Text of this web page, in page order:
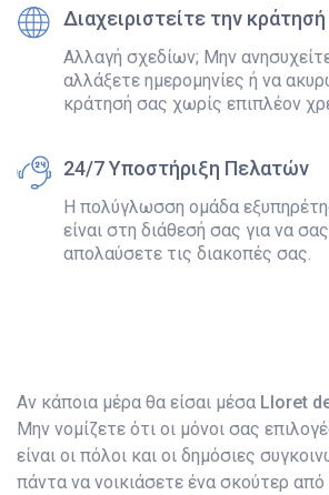
Διαχειριστείτε την
Αλλαγή σχεδίων; Μην
αλλάξετε ημερομηνίες ή να
κράτησή σας χωρίς επιπλέον
24/7 Υποστήριξη Πελατών
Η πολύγλωσση ομάδα
είναι στη διάθεσή σας για να
απολαύσετε τις διακοπές σας.
Αν κάποια μέρα θα είσαι μέσα Lloret
Μην νομίζετε ότι οι μόνοι σας
είναι οι πόλοι και οι δημόσιες
πάντα να νοικιάσετε ένα σκούτερ